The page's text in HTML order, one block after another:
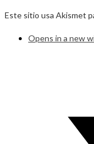
Este sitio usa Akismet
Opens in a new